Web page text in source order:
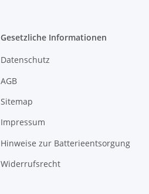
Gesetzliche Informationen
Datenschutz
AGB
Sitemap
Impressum
Hinweise zur Batterieentsorgung
Widerrufsrecht